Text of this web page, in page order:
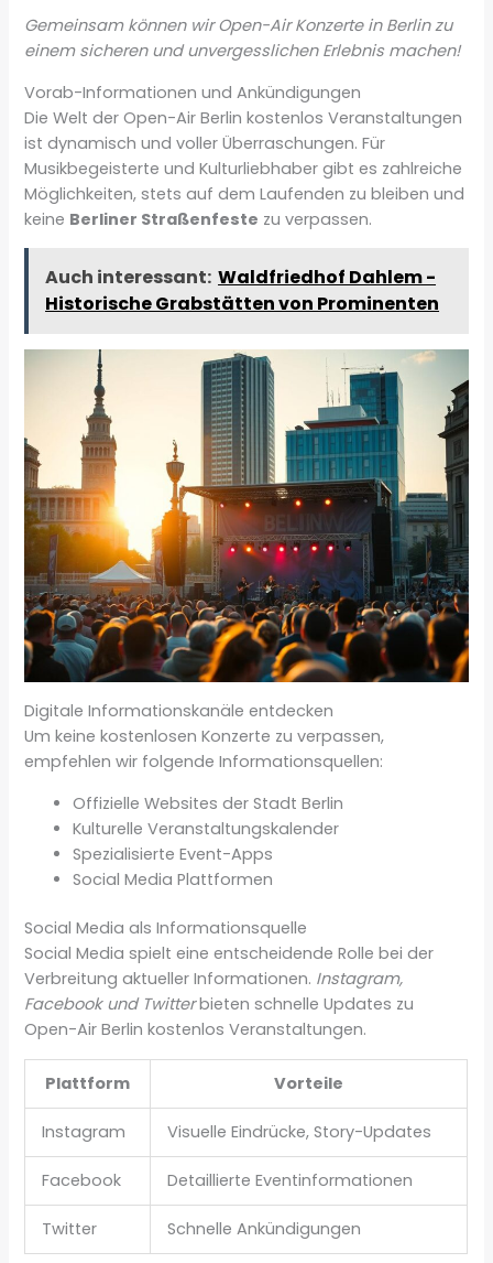
Gemeinsam können wir Open-Air Konzerte in Berlin zu
einem sicheren und unvergesslichen Erlebnis machen!
Vorab-Informationen und Ankündigungen
Die Welt der Open-Air Berlin kostenlos Veranstaltungen
ist dynamisch und voller Überraschungen. Für
Musikbegeisterte und Kulturliebhaber gibt es zahlreiche
Möglichkeiten, stets auf dem Laufenden zu bleiben und
keine Berliner Straßenfeste zu verpassen.
Auch interessant: Waldfriedhof Dahlem -
Historische Grabstätten von Prominenten
Digitale Informationskanäle entdecken
Um keine kostenlosen Konzerte zu verpassen,
empfehlen wir folgende Informationsquellen:
Offizielle Websites der Stadt Berlin
Kulturelle Veranstaltungskalender
Spezialisierte Event-Apps
Social Media Plattformen
Social Media als Informationsquelle
Social Media spielt eine entscheidende Rolle bei der
Verbreitung aktueller Informationen. Instagram,
Facebook und Twitterbieten schnelle Updates zu
Open-Air Berlin kostenlos Veranstaltungen.
Plattform Vorteile
Instagram Visuelle Eindrücke, Story-Updates
Facebook Detaillierte Eventinformationen
Twitter Schnelle Ankündigungen